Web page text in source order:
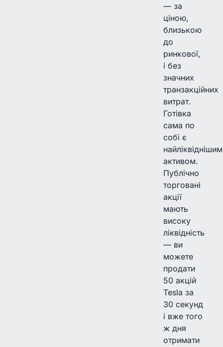
— за
ціною,
близькою
до
ринкової,
і без
значних
транзакційних
витрат.
Готівка
сама по
собі є
найліквіднішим
активом.
Публічно
торговані
акції
мають
високу
ліквідність
— ви
можете
продати
50 акцій
Tesla за
30 секунд
і вже того
ж дня
отримати